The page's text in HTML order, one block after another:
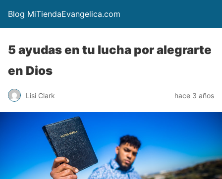
Blog MiTiendaEvangelica.com
5 ayudas en tu lucha por alegrarte
en Dios
Lisi Clark hace 3 años